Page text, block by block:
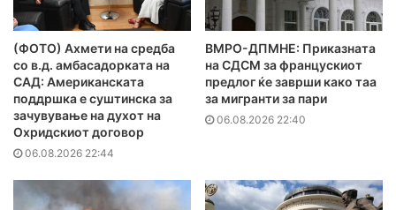
(ФОТО) Ахмети на средба
со в.д. амбасадорката на
САД: Американската
поддршка е суштинска за
зачувување на духот на
Охридскиот договор
06.08.2026 22:44
ВМРО-ДПМНЕ: Приказната
на СДСМ за францускиот
предлог ќе заврши како таа
за мигранти за пари
06.08.2026 22:40